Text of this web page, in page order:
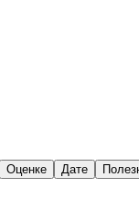
Оценке Дате